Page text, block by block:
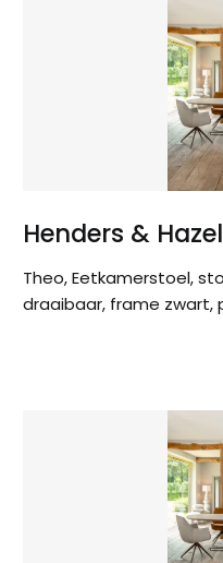
Henders & Hazel
Theo, Eetkamerstoel,
draaibaar, frame zwart,